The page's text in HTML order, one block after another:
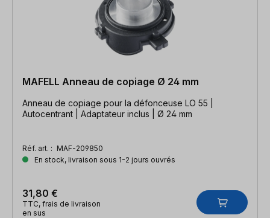
MAFELL Anneau de copiage Ø 24 mm
Anneau de copiage pour la défonceuse LO 55 |
Autocentrant | Adaptateur inclus | Ø 24 mm
Réf. art. : MAF-209850
En stock, livraison sous 1-2 jours ouvrés
31,80 €
TTC, frais de livraison
en sus